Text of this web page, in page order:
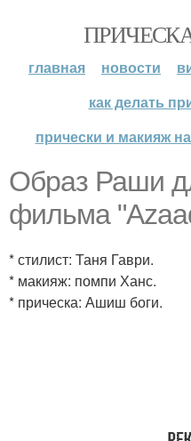
главная новости
как делать
прически и макияж
Образ Раши
фильма
* стилист: Таня Гаври.
* макияж: помпи Ханс.
* прическа: Ашиш боги.